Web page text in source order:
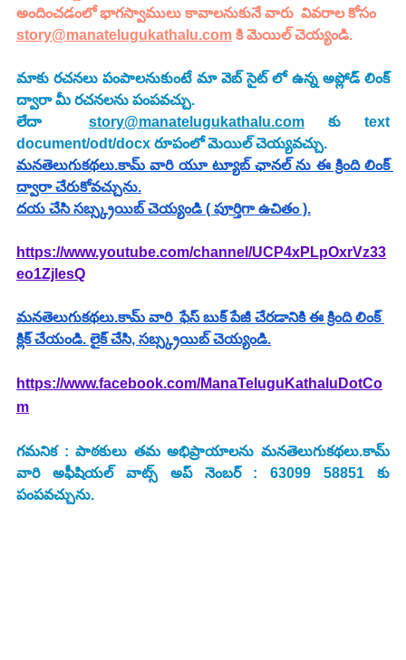
అందించడంలో భాగస్వాములు కావాలనుకునే వారు  వివరాల కోసం
story@manatelugukathalu.com కి మెయిల్ చెయ్యండి.
మాకు రచనలు పంపాలనుకుంటే మా వెబ్ సైట్ లో ఉన్న అప్లోడ్ లింక్
ద్వారా మీ రచనలను పంపవచ్చు.
లేదా story@manatelugukathalu.com కు text
document/odt/docx రూపంలో మెయిల్ చెయ్యవచ్చు.
మనతెలుగుకథలు.కామ్ వారి యూ ట్యూబ్ ఛానల్ ను ఈ క్రింది లింక్
ద్వారా చేరుకోవచ్చును.
దయ చేసి సబ్స్క్రయిబ్ చెయ్యండి ( పూర్తిగా ఉచితం ).
https://www.youtube.com/channel/UCP4xPLpOxrVz33
eo1ZjlesQ
మనతెలుగుకథలు.కామ్ వారి  ఫేస్ బుక్ పేజీ చేరడానికి ఈ క్రింది లింక్
క్లిక్ చేయండి. లైక్ చేసి, సబ్స్క్రయిబ్ చెయ్యండి.
https://www.facebook.com/ManaTeluguKathaluDotCo
m
గమనిక : పాఠకులు తమ అభిప్రాయాలను మనతెలుగుకథలు.కామ్
వారి అఫీషియల్ వాట్స్ అప్ నెంబర్ : 63099 58851 కు
పంపవచ్చును.